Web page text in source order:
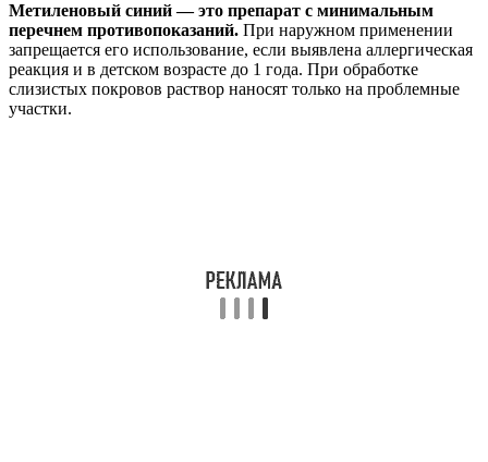
Метиленовый синий — это препарат с минимальным
перечнем противопоказаний. При наружном применении
запрещается его использование, если выявлена аллергическая
реакция и в детском возрасте до 1 года. При обработке
слизистых покровов раствор наносят только на проблемные
участки.